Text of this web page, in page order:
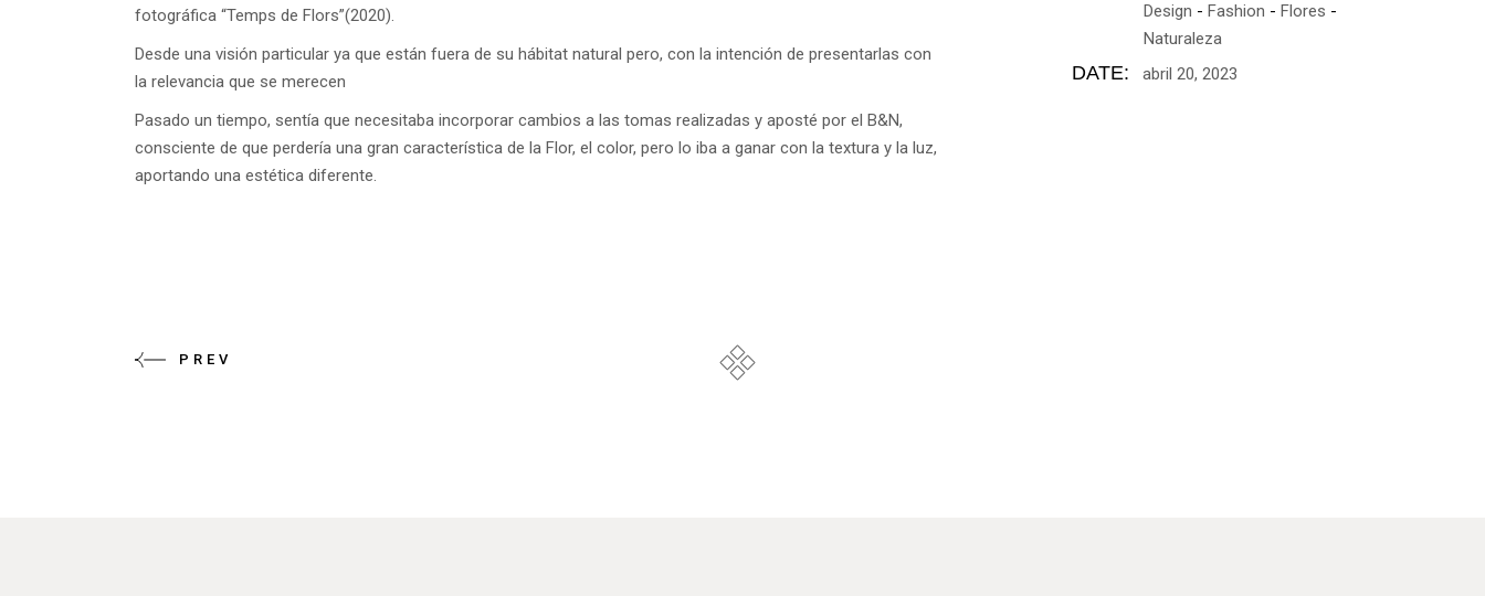
fotográfica “Temps de Flors”(2020).
Desde una visión particular ya que están fuera de su hábitat natural pero, con la intención de presentarlas con
la relevancia que se merecen
Pasado un tiempo, sentía que necesitaba incorporar cambios a las tomas realizadas y aposté por el B&N,
consciente de que perdería una gran característica de la Flor, el color, pero lo iba a ganar con la textura y la luz,
aportando una estética diferente.
Design
Fashion
Flores
Naturaleza
DATE: abril 20, 2023
PREV